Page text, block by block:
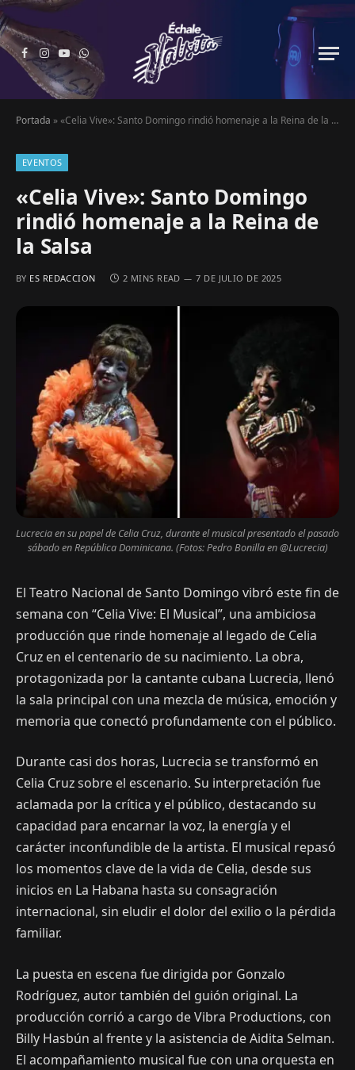
Facebook
Instagram
YouTubeWhatsApp
Portada »«Celia Vive»: Santo Domingo rindió homenaje a la Reina de la Salsa
EVENTOS
«Celia Vive»: Santo Domingo
rindió homenaje a la Reina de
la Salsa
BY ES REDACCION 2 MINS READ 7 DE JULIO DE 2025
Lucrecia en su papel de Celia Cruz, durante el musical presentado el pasado
sábado en República Dominicana. (Fotos: Pedro Bonilla en @Lucrecia)
El Teatro Nacional de Santo Domingo vibró este fin de
semana con “Celia Vive: El Musical”, una ambiciosa
producción que rinde homenaje al legado de Celia
Cruz en el centenario de su nacimiento. La obra,
protagonizada por la cantante cubana Lucrecia, llenó
la sala principal con una mezcla de música, emoción y
memoria que conectó profundamente con el público.
Durante casi dos horas, Lucrecia se transformó en
Celia Cruz sobre el escenario. Su interpretación fue
aclamada por la crítica y el público, destacando su
capacidad para encarnar la voz, la energía y el
carácter inconfundible de la artista. El musical repasó
los momentos clave de la vida de Celia, desde sus
inicios en La Habana hasta su consagración
internacional, sin eludir el dolor del exilio o la pérdida
familiar.
La puesta en escena fue dirigida por Gonzalo
Rodríguez, autor también del guión original. La
producción corrió a cargo de Vibra Productions, con
Billy Hasbún al frente y la asistencia de Aidita Selman.
El acompañamiento musical fue con una orquesta en